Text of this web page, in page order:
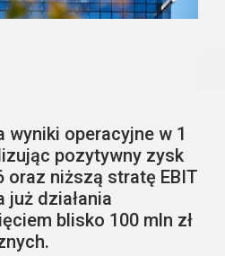
wyniki operacyjne w 1
pozytywny zysk
oraz niższą stratę EBIT
już działania
blisko 100 mln zł